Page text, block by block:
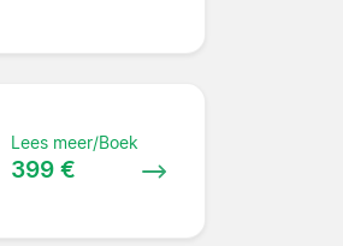
Lees meer/Boek
399 €